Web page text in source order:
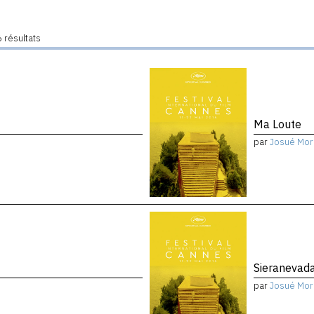
résultats
Ma Loute
parJosué
parJosué